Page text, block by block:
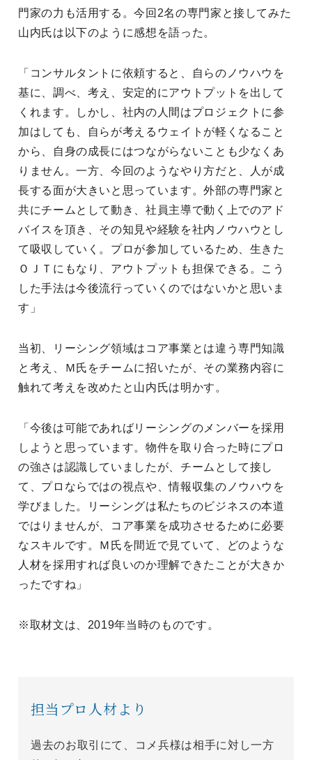
門家の力も活用する。今回2名の専門家と接してみた
山内氏は以下のように感想を語った。
「コンサルタントに依頼すると、自らのノウハウを
基に、調べ、考え、安定的にアウトプットを出して
くれます。しかし、社内の人間はプロジェクトに参
加はしても、自らが考えるウェイトが軽くなること
から、自身の成長にはつながらないことも少なくあ
りません。一方、今回のようなやり方だと、人が成
長する面が大きいと思っています。外部の専門家と
共にチームとして動き、社員主導で動く上でのアド
バイスを頂き、その知見や経験を社内ノウハウとし
て吸収していく。プロが参加しているため、生きた
ＯＪＴにもなり、アウトプットも担保できる。こう
した手法は今後流行っていくのではないかと思いま
す」
当初、リーシング領域はコア事業とは違う専門知識
と考え、Ｍ氏をチームに招いたが、その業務内容に
触れて考えを改めたと山内氏は明かす。
「今後は可能であればリーシングのメンバーを採用
しようと思っています。物件を取り合った時にプロ
の強さは認識していましたが、チームとして接し
て、プロならではの視点や、情報収集のノウハウを
学びました。リーシングは私たちのビジネスの本道
ではりませんが、コア事業を成功させるために必要
なスキルです。Ｍ氏を間近で見ていて、どのような
人材を採用すれば良いのか理解できたことが大きか
ったですね」
※取材文は、2019年当時のものです。
担当プロ人材より
過去のお取引にて、コメ兵様は相手に対し一方